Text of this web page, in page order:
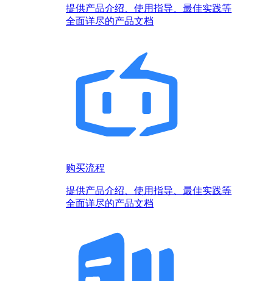
提供产品介绍、使用指导、最佳实践等
全面详尽的产品文档
购买流程
提供产品介绍、使用指导、最佳实践等
全面详尽的产品文档